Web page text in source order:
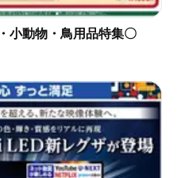
小動物・鳥用品特集〇